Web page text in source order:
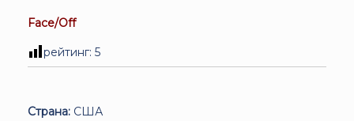
Face/Off
рейтинг: 5
Страна: США